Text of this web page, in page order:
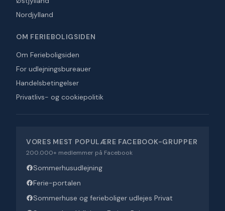
Nordjylland
OM FERIEBOLIGSIDEN
Om Ferieboligsiden
For udlejningsbureauer
Handelsbetingelser
Privatlivs- og cookiepolitik
VORES MEST POPULÆRE FACEBOOK-GRUPPER
200.000+ medlemmer på Facebook
Sommerhusudlejning
Ferie-portalen
Sommerhuse og ferieboliger udlejes Privat